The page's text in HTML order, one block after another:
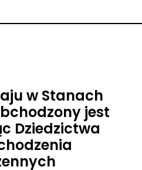
w Stanach
jest
Dziedzictwa